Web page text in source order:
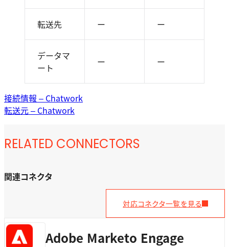
転送先 ー ー
データマ
ート
ー ー
接続情報 – Chatwork
転送元 – Chatwork
RELATED CONNECTORS
関連コネクタ
対応コネクタ一覧を見る
Adobe Marketo Engage